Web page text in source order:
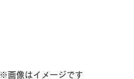
※画像はイメージです